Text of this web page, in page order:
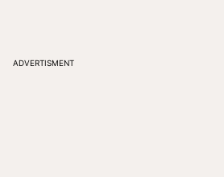
ADVERTISMENT